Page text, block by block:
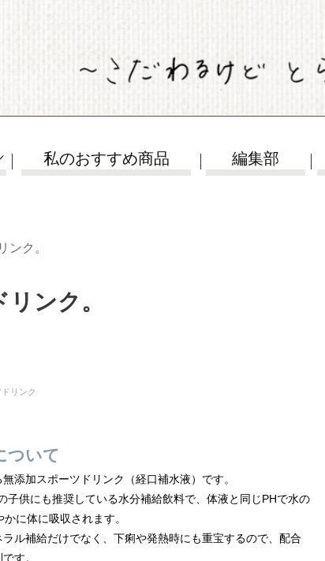
私のおすすめ商品 編集部
ンク。
ンク。
リンク
ついて
添加スポーツドリンク（経口補水液）です。
子供にも推奨している水分補給飲料で、体液と同じPHで水の
に体に吸収されます。
ル補給だけでなく、下痢や発熱時にも重宝するので、配合
す。